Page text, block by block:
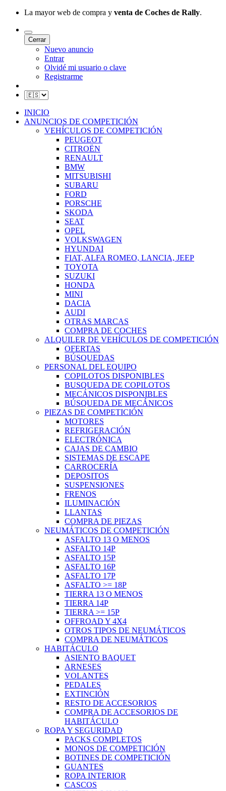
La mayor web de compra y venta de Coches de Rally.
Cerrar
Nuevo anuncio
Entrar
Olvidé mi usuario o clave
Registrarme
INICIO
ANUNCIOS DE COMPETICIÓN
VEHÍCULOS DE COMPETICIÓN
PEUGEOT
CITROËN
RENAULT
BMW
MITSUBISHI
SUBARU
FORD
PORSCHE
SKODA
SEAT
OPEL
VOLKSWAGEN
HYUNDAI
FIAT, ALFA ROMEO, LANCIA, JEEP
TOYOTA
SUZUKI
HONDA
MINI
DACIA
AUDI
OTRAS MARCAS
COMPRA DE COCHES
ALQUILER DE VEHÍCULOS DE COMPETICIÓN
OFERTAS
BÚSQUEDAS
PERSONAL DEL EQUIPO
COPILOTOS DISPONIBLES
BUSQUEDA DE COPILOTOS
MECÁNICOS DISPONIBLES
BÚSQUEDA DE MECÁNICOS
PIEZAS DE COMPETICIÓN
MOTORES
REFRIGERACIÓN
ELECTRÓNICA
CAJAS DE CAMBIO
SISTEMAS DE ESCAPE
CARROCERÍA
DEPOSITOS
SUSPENSIONES
FRENOS
ILUMINACIÓN
LLANTAS
COMPRA DE PIEZAS
NEUMÁTICOS DE COMPETICIÓN
ASFALTO 13 O MENOS
ASFALTO 14P
ASFALTO 15P
ASFALTO 16P
ASFALTO 17P
ASFALTO >= 18P
TIERRA 13 O MENOS
TIERRA 14P
TIERRA >= 15P
OFFROAD Y 4X4
OTROS TIPOS DE NEUMÁTICOS
COMPRA DE NEUMÁTICOS
HABITÁCULO
ASIENTO BAQUET
ARNESES
VOLANTES
PEDALES
EXTINCIÓN
RESTO DE ACCESORIOS
COMPRA DE ACCESORIOS DE
HABITÁCULO
ROPA Y SEGURIDAD
PACKS COMPLETOS
MONOS DE COMPETICIÓN
BOTINES DE COMPETICIÓN
GUANTES
ROPA INTERIOR
CASCOS